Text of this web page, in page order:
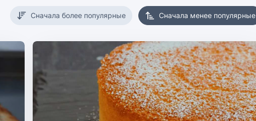
Сначала более популярные Сначала менее популярные